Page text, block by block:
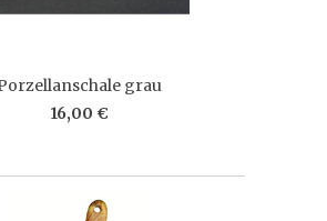
grau
16,00 €